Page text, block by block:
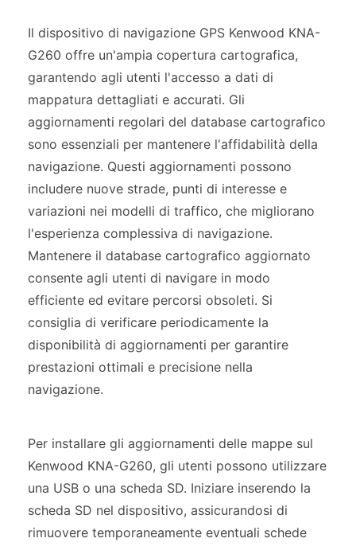
Il dispositivo di navigazione GPS Kenwood KNA-
G260 offre un'ampia copertura cartografica,
garantendo agli utenti l'accesso a dati di
mappatura dettagliati e accurati. Gli
aggiornamenti regolari del database cartografico
sono essenziali per mantenere l'affidabilità della
navigazione. Questi aggiornamenti possono
includere nuove strade, punti di interesse e
variazioni nei modelli di traffico, che migliorano
l'esperienza complessiva di navigazione.
Mantenere il database cartografico aggiornato
consente agli utenti di navigare in modo
efficiente ed evitare percorsi obsoleti. Si
consiglia di verificare periodicamente la
disponibilità di aggiornamenti per garantire
prestazioni ottimali e precisione nella
navigazione.
Per installare gli aggiornamenti delle mappe sul
Kenwood KNA-G260, gli utenti possono utilizzare
una USB o una scheda SD. Iniziare inserendo la
scheda SD nel dispositivo, assicurandosi di
rimuovere temporaneamente eventuali schede